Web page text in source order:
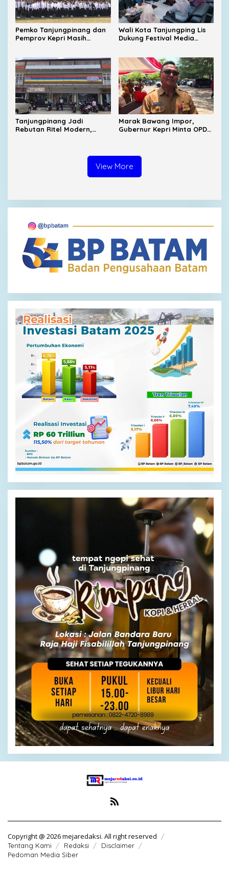
Pemko Tanjungpinang dan
Pemprov Kepri Masih
Wali Kota Tanjungping Lis
Dukung Festival Media
Budaya Melayu
Tanjungpinang Jadi
Rebutan Ritel Modern,
Marak Bawang Impor,
Gubernur Kepri Minta OPD
View More
Copyright @ 2026 mejaredaksi. All right reserved
Tentang Kami Redaksi
Disclaimer
Pedoman Media Siber